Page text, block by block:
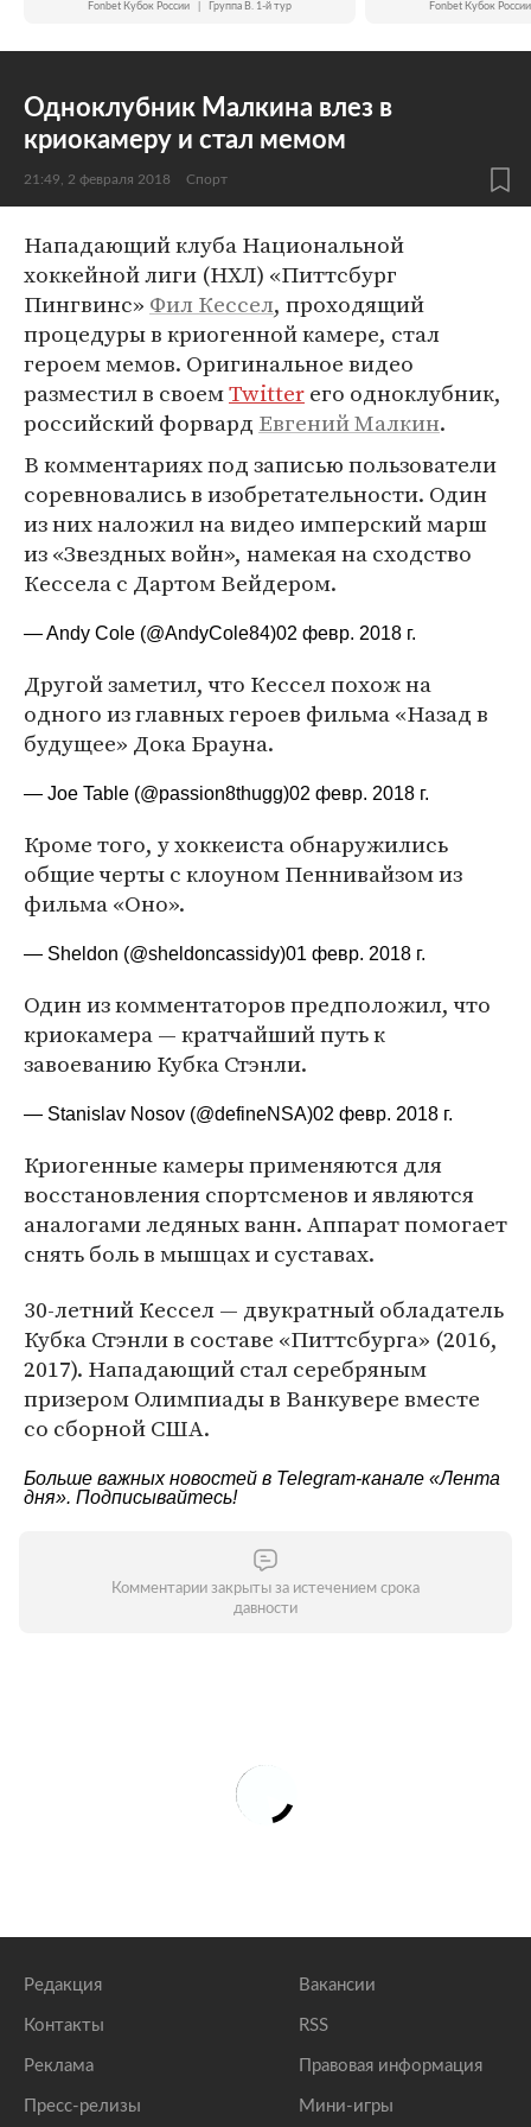
Fonbet Кубок России Группа B. 1-й тур Fonbet Кубок России
Одноклубник Малкина влез в
криокамеру и стал мемом
21:49, 2 февраля 2018 Спорт
Нападающий клуба Национальной
хоккейной лиги (НХЛ) «Питтсбург
Пингвинс» Фил Кессел, проходящий
процедуры в криогенной камере, стал
героем мемов. Оригинальное видео
разместил в своемTwitterего одноклубник,
российский форвард Евгений Малкин.
В комментариях под записью пользователи
соревновались в изобретательности. Один
из них наложил на видео имперский марш
из «Звездных войн», намекая на сходство
Кессела с Дартом Вейдером.
— Andy Cole (@AndyCole84)02 февр. 2018 г.
Другой заметил, что Кессел похож на
одного из главных героев фильма «Назад в
будущее» Дока Брауна.
— Joe Table (@passion8thugg)02 февр. 2018 г.
Кроме того, у хоккеиста обнаружились
общие черты с клоуном Пеннивайзом из
фильма «Оно».
— Sheldon (@sheldoncassidy)01 февр. 2018 г.
Один из комментаторов предположил, что
криокамера — кратчайший путь к
завоеванию Кубка Стэнли.
— Stanislav Nosov (@defineNSA)02 февр. 2018 г.
Криогенные камеры применяются для
восстановления спортсменов и являются
аналогами ледяных ванн. Аппарат помогает
снять боль в мышцах и суставах.
30-летний Кессел — двукратный обладатель
Кубка Стэнли в составе «Питтсбурга» (2016,
2017). Нападающий стал серебряным
призером Олимпиады в Ванкувере вместе
со сборной США.
Больше важных новостей в Telegram-канале «Лента
дня». Подписывайтесь!
Комментарии закрыты за истечением срока
давности
Редакция
Контакты
Реклама
Пресс-релизы
Вакансии
RSS
Правовая информация
Мини-игры